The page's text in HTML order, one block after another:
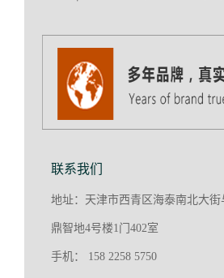
联系我们
地址：天津市西青区海泰南北大
鼎智地4号楼1门402室
手机： 158 2258 5750